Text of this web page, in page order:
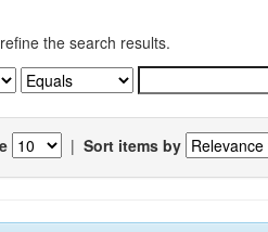
the search results.
| Sort items by